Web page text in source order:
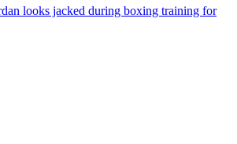
looks jacked during boxing training for